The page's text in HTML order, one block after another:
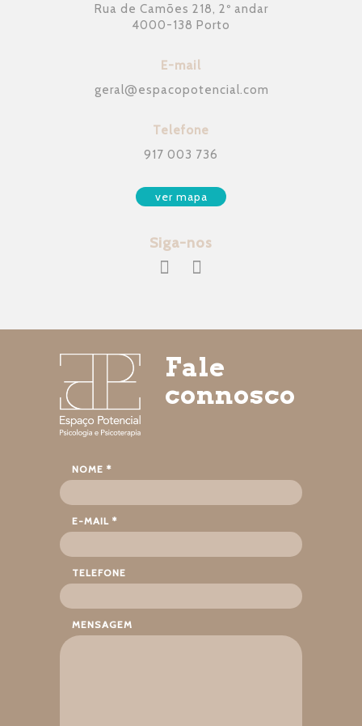
Rua de Camões 218, 2º andar
4000-138 Porto
E-mail
geral@espacopotencial.com
Telefone
917 003 736
ver mapa
Siga-nos
Fale
connosco
NOME *
E-MAIL *
TELEFONE
MENSAGEM